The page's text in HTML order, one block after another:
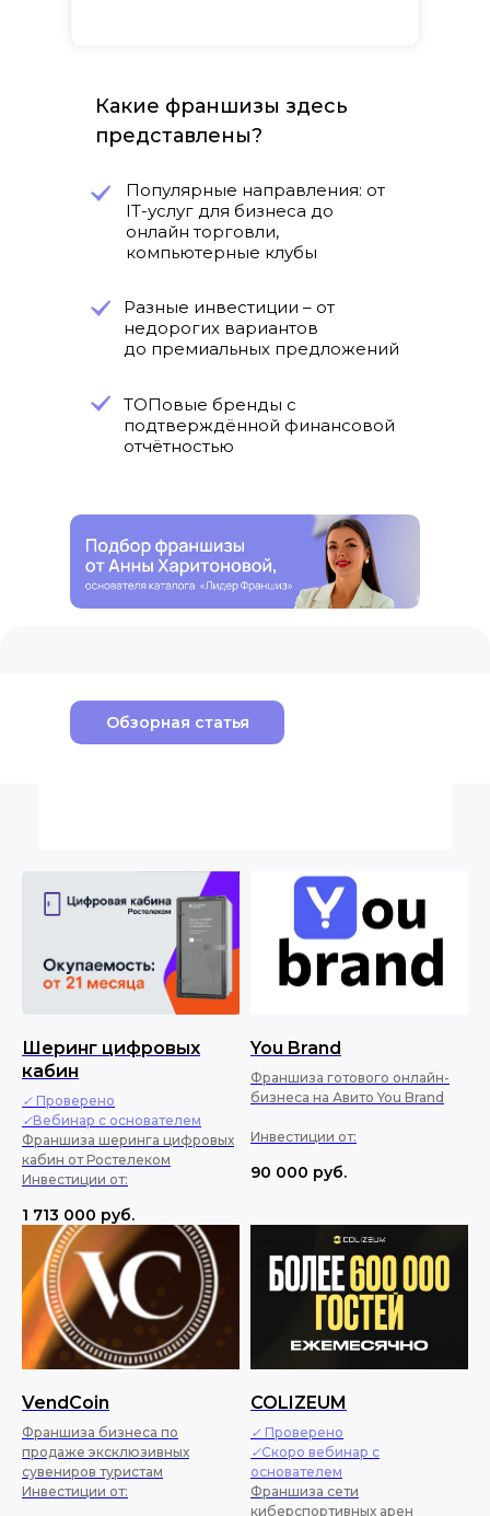
Какие франшизы здесь
представлены?
Популярные направления: от
IT-услуг для бизнеса до
онлайн торговли,
компьютерные клубы
Разные инвестиции – от
недорогих вариантов
до премиальных предложений
ТОПовые бренды с
подтверждённой финансовой
отчётностью
Обзорная статья
Шеринг цифровых
кабин
✓ Проверено
✓Вебинар с основателем
Франшиза шеринга цифровых
кабин от Ростелеком
Инвестиции от:
1 713 000 руб.
You Brand
Франшиза готового онлайн-
бизнеса на Авито You Brand
Инвестиции от:
90 000 руб.
VendCoin
Франшиза бизнеса по
продаже эксклюзивных
сувениров туристам
Инвестиции от:
COLIZEUM
✓ Проверено
✓Скоро вебинар с
основателем
Франшиза сети
киберспортивных арен